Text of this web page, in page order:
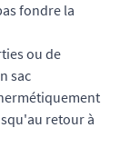
fondre la
ou de
sac
retour à